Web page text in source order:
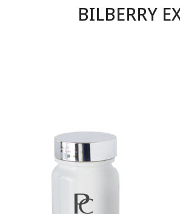
BILBERRY